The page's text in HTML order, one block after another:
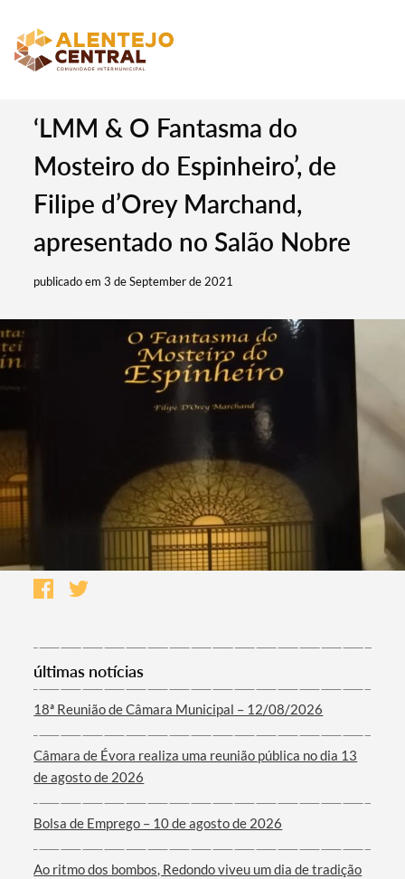
Termo de Pesquisa
‘LMM & O Fantasma do
Mosteiro do Espinheiro’, de
Filipe d’Orey Marchand,
apresentado no Salão Nobre
publicado em 3 de September de 2021
últimas notícias
18ª Reunião de Câmara Municipal – 12/08/2026
Câmara de Évora realiza uma reunião pública no dia 13
de agosto de 2026
Bolsa de Emprego – 10 de agosto de 2026
Ao ritmo dos bombos, Redondo viveu um dia de tradição